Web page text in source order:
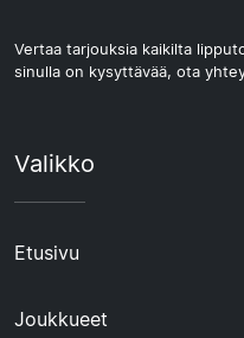
Vertaa tarjouksia kaikilta
sinulla on kysyttävää, ota
Valikko
Etusivu
Joukkueet